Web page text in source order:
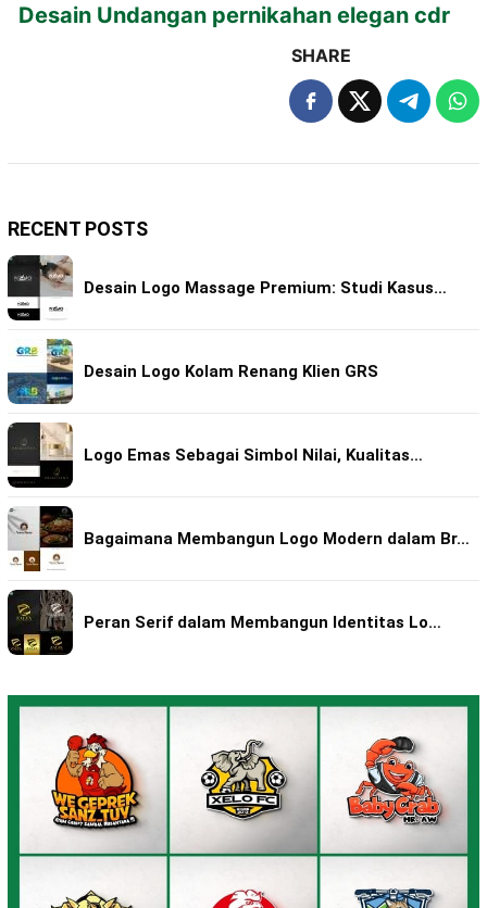
Desain Undangan pernikahan elegan cdr
SHARE
RECENT POSTS
Desain Logo Massage Premium: Studi Kasus…
Desain Logo Kolam Renang Klien GRS
Logo Emas Sebagai Simbol Nilai, Kualitas…
Bagaimana Membangun Logo Modern dalam Br…
Peran Serif dalam Membangun Identitas Lo…